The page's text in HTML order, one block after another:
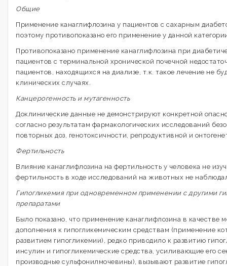
Общие
Применение канаглифлозина у пациентов с сахарным
поэтому противопоказано его применение у данной
Противопоказано применение канаглифлозина при
пациентов с терминальной хронической почечной
пациентов, находящихся на диализе, т.к. такое лечение не
клинических случаях.
Канцерогенность и мутагенность
Доклинические данные не демонстрируют конкретной
согласно результатам фармакологических исследований
повторных доз, генотоксичности, репродуктивной и
Фертильность
Влияние канаглифлозина на фертильность у человека не
фертильность в ходе исследований на животных не
Гипогликемия при одновременном применении с другими
препаратами
Было показано, что применение канаглифлозина в качестве
дополнения к гипогликемическим средствам (применение
развитием гипогликемии), редко приводило к развитию
инсулин и гипогликемические средства, усиливающие его
производные сульфонилмочевины), вызывают развитие